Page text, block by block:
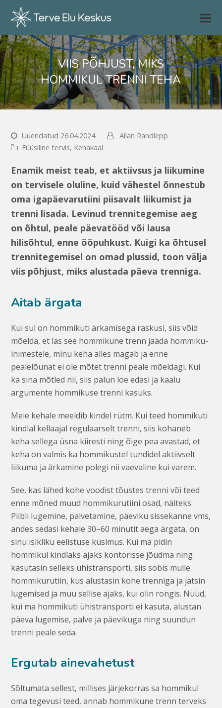
VIIS PÕHJUST, MIKS
HOMMIKUL TRENNI TEHA
Uuendatud 26.04.2024
Allan Randlepp
Füüsiline tervis, Kehakaal
Enamik meist teab, et aktiivsus ja liikumine
on tervisele oluline, kuid vähestel õnnestub
oma igapäevarutiini piisavalt liikumist ja
trenni lisada. Levinud trennitegemise aeg
on õhtul, peale päevatööd või lausa
hilisõhtul, enne ööpuhkust. Kuigi ka õhtusel
trennitegemisel on omad plussid, toon välja
viis põhjust, miks alustada päeva trenniga.
Aitab ärgata
Kui sul on hommikuti ärkamisega raskusi, siis võid
mõelda, et las see hommikune trenn jääda hommiku­
inimestele, minu keha alles magab ja enne
pealelõunat ei ole mõtet trenni peale mõeldagi. Kui
ka sina mõtled nii, siis palun loe edasi ja kaalu
argumente hommikuse trenni kasuks.
Meie kehale meeldib kindel rütm. Kui teed hommikuti
kindlal kellaajal regulaarselt trenni, siis kohaneb
keha sellega üsna kiiresti ning õige pea avastad, et
keha on valmis ka hommikustel tundidel aktiivselt
liikuma ja ärkamine polegi nii vaevaline kui varem.
See, kas lähed kohe voodist tõustes trenni või teed
enne mõned muud hommikurutiini osad, näiteks
Piibli lugemine, palvetamine, päeviku sissekanne vms,
andes sedasi kehale 30–60 minutit aega ärgata, on
sinu isikliku eelistuse küsimus. Kui ma pidin
hommikul kindlaks ajaks kontorisse jõudma ning
kasutasin selleks ühistransporti, siis sobis mulle
hommikurutiin, kus alustasin kohe trenniga ja jätsin
lugemised ja muu sellise ajaks, kui olin rongis. Nüüd,
kui ma hommikuti ühistransporti ei kasuta, alustan
päeva lugemise, palve ja päevikuga ning suundun
trenni peale seda.
Ergutab ainevahetust
Sõltumata sellest, millises järjekorras sa hommikul
oma tegevusi teed, annab hommikune trenn terveks